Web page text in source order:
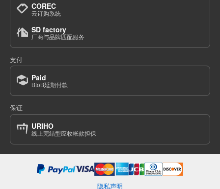
COREC
云订购系统
SD factory
厂商与品牌匹配服务
支付
Paid
BtoB延期付款
保证
URIHO
线上完结型应收帐款担保
隐私声明